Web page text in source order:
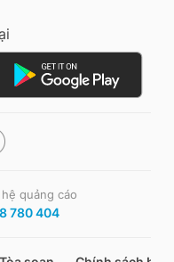
quảng cáo
780 404